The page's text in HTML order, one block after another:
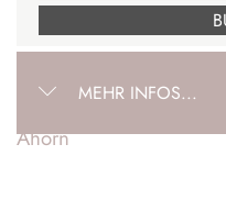
MEHR INFOS...
Ahorn